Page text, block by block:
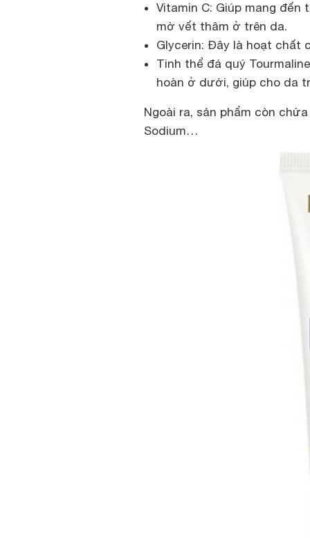
Vitamin C: Giúp mang đến
mờ vết thâm ở trên da.
Glycerin: Đây là hoạt chất
Tinh thể đá quý
hoàn ở dưới, giúp cho da
Ngoài ra, sản phẩm còn
Sodium…